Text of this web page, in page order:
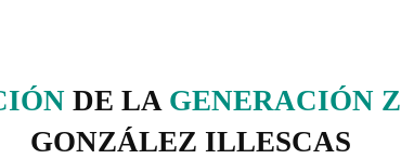
DE LA GENERACIÓN Z
GONZÁLEZ ILLESCAS